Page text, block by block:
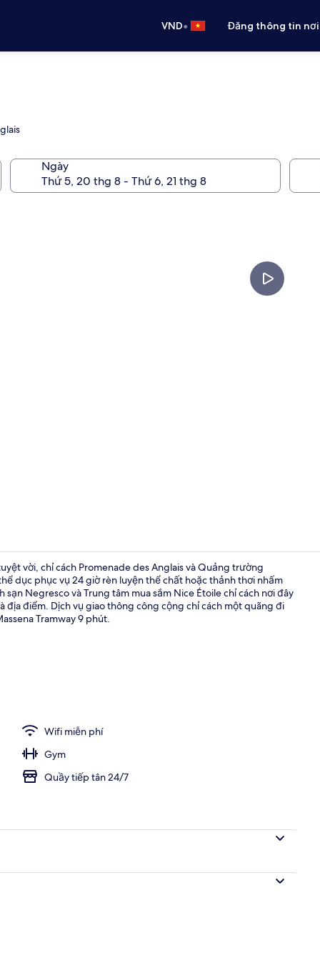
VND• Đăng thông tin
Ngày
Bữa sáng
vời, chỉ cách Promenade des Anglais và Quảng trường
dục phục vụ 24 giờ rèn luyện thể chất hoặc thảnh thơi nhấm
Negresco và Trung tâm mua sắm Nice Étoile chỉ cách nơi đây
địa điểm. Dịch vụ giao thông công cộng chỉ cách một quãng đi
Tramway 9 phút.
Wifi miễn phí
Gym
Quầy tiếp tân 24/7